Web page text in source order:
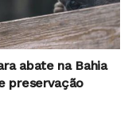
abate na Bahia
preservação